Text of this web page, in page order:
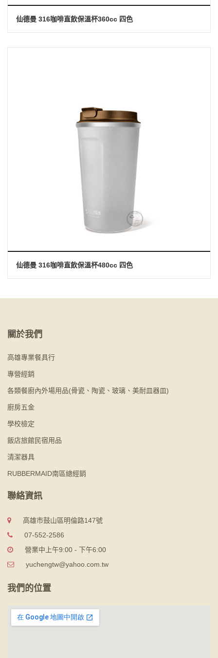
仙德曼 316咖啡直飲保溫杯360cc 四色
仙德曼 316咖啡直飲保溫杯480cc 四色
關於我們
高雄專業餐具行
專營經銷
各類餐廚內外場用品(骨瓷、陶瓷、玻璃、美耐皿器皿)
廚房五金
學校檢定
飯店旅館民宿用品
清潔器具
RUBBERMAID南區總經銷
聯絡資訊
高雄市鼓山區明倫路147號
07-552-2586
營業中上午9:00 - 下午6:00
yuchengtw@yahoo.com.tw
我們的位置